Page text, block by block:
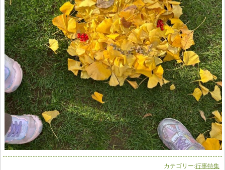
カテゴリー:行事特集